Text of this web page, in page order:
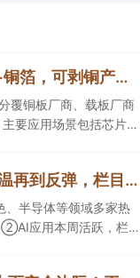
【机构龙虎榜解读】PCB+先进封装+铜箔，可剥铜产品通过了部分覆铜板厂商、载板厂商及相关芯片终端的认证，持续获得小批量订单，主要应用场景包括芯片封装光模块用PCB，机构大额净买入这家公司
覆铜板厂商、载板厂商
要应用场景包括芯片封
规资质，这家公司获净
【九点特供周回顾】从超跌到情绪升温再到反弹，栏目梳理AI应用题材逻辑，AI教育人气公司解读后获4连板
半导体等领域多家热